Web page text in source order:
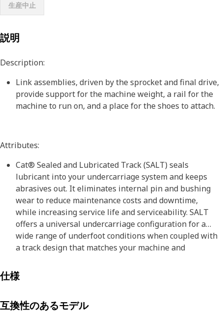
生産中止
説明
Description:
Link assemblies, driven by the sprocket and final drive,
provide support for the machine weight, a rail for the
machine to run on, and a place for the shoes to attach.
Attributes:
Cat® Sealed and Lubricated Track (SALT) seals
lubricant into your undercarriage system and keeps
abrasives out. It eliminates internal pin and bushing
wear to reduce maintenance costs and downtime,
while increasing service life and serviceability. SALT
offers a universal undercarriage configuration for a
wide range of underfoot conditions when coupled with
a track design that matches your machine and
仕様
互換性のあるモデル